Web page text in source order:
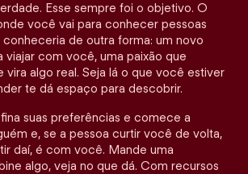
Esse sempre foi o objetivo. O
você vai para conhecer pessoas
de outra forma: um novo
viajar com você, uma paixão que
vira algo real. Seja lá o que você estiver
te dá espaço para descobrir.
suas preferências e comece a
e, se a pessoa curtir você de volta,
daí, é com você. Mande uma
algo, veja no que dá. Com recursos